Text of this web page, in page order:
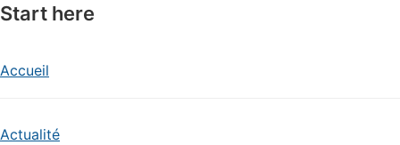
Start here
Accueil
Actualité